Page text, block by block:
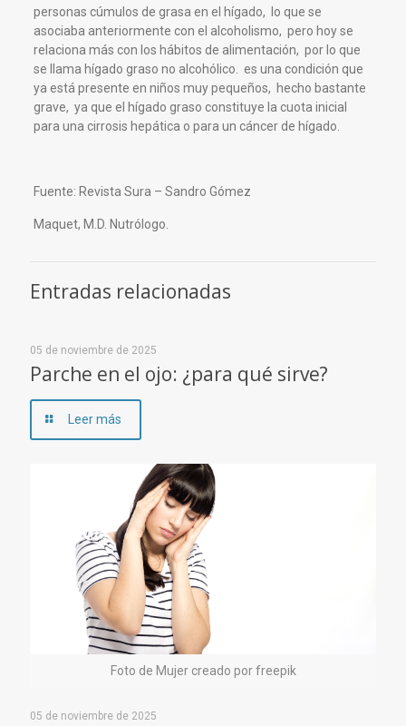
personas cúmulos de grasa en el hígado, lo que se
asociaba anteriormente con el alcoholismo, pero hoy se
relaciona más con los hábitos de alimentación, por lo que
se llama hígado graso no alcohólico. es una condición que
ya está presente en niños muy pequeños, hecho bastante
grave, ya que el hígado graso constituye la cuota inicial
para una cirrosis hepática o para un cáncer de hígado.
Fuente: Revista Sura – Sandro Gómez
Maquet, M.D. Nutrólogo.
Entradas relacionadas
05 de noviembre de 2025
Parche en el ojo: ¿para qué sirve?
Leer más
Foto de Mujer creado por freepik
05 de noviembre de 2025